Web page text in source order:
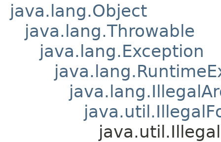
java.lang.Object
java.lang.Throwable
java.lang.Exception